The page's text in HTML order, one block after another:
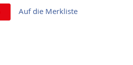
Auf die Merkliste